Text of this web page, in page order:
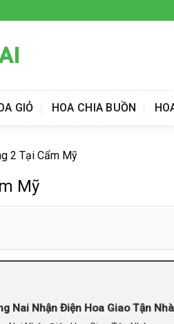
GIỎ HOA CHIA BUỒN
2 Tại Cẩm Mỹ
Mỹ
Nai Nhận Điện Hoa Giao Tận Nhà